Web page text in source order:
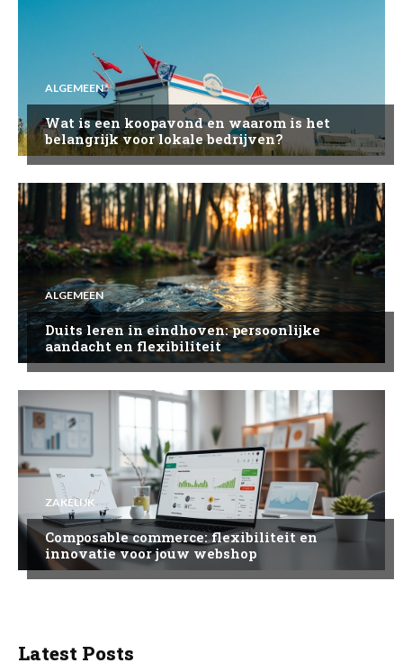
ALGEMEEN
Wat is een koopavond en waarom is het
belangrijk voor lokale bedrijven?
ALGEMEEN
Duits leren in eindhoven: persoonlijke
aandacht en flexibiliteit
ZAKELIJK
Composable commerce: flexibiliteit en
innovatie voor jouw webshop
Latest Posts